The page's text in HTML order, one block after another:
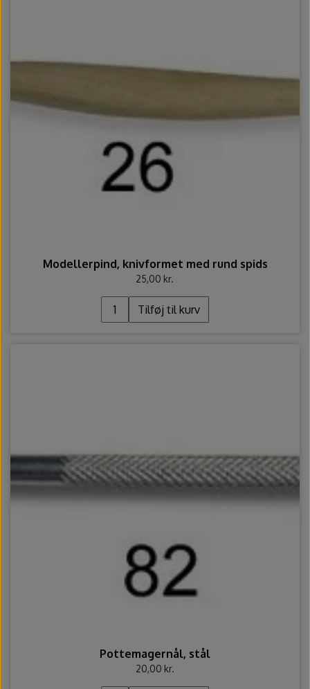
Modellerpind, knivformet med rund spids
25,00 kr.
Tilføj til kurv
Pottemagernål, stål
20,00 kr.